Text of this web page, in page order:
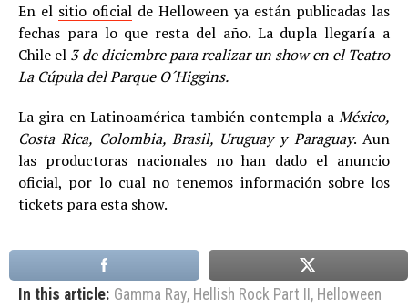
En el sitio oficial de Helloween ya están publicadas las
fechas para lo que resta del año. La dupla llegaría a
Chile el 3 de diciembre para realizar un show en el Teatro
La Cúpula del Parque O´Higgins.
La gira en Latinoamérica también contempla a México,
Costa Rica, Colombia, Brasil, Uruguay y Paraguay. Aun
las productoras nacionales no han dado el anuncio
oficial, por lo cual no tenemos información sobre los
tickets para esta show.
In this article: Gamma Ray, Hellish Rock Part II , Helloween